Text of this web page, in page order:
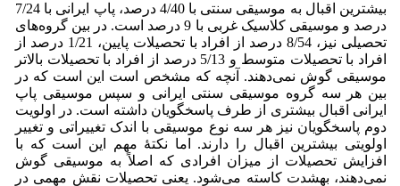
بیشترین اقبال به موسیقی سنتی با 4/40 درصد، پاپ ایرانی با 7/24
درصد و موسیقی کلاسیک غربی با 9 درصد است. در بین گروه‌های
تحصیلی نیز، 8/54 درصد از افراد با تحصیلات پایین، 1/21 درصد از
افراد با تحصیلات متوسط و 5/13 درصد از افراد با تحصیلات بالاتر
موسیقی گوش نمی‌دهند. آنچه که مشخص است این است که در
بین هر سه گروه موسیقی سنتی ایرانی و سپس موسیقی پاپ
ایرانی اقبال بیشتری از طرف پاسخگویان داشته است. در اولویت
دوم پاسخگویان نیز هر سه نوع موسیقی با اندک تغییراتی و تغییر
اولویتی بیشترین اقبال را دارند. اما نکتۀ مهم این است که با
افزایش تحصیلات از میزان افرادی که اصلاً به موسیقی گوش
نمی‌دهند، به­شدت کاسته می‌شود. یعنی تحصیلات نقش مهمی در